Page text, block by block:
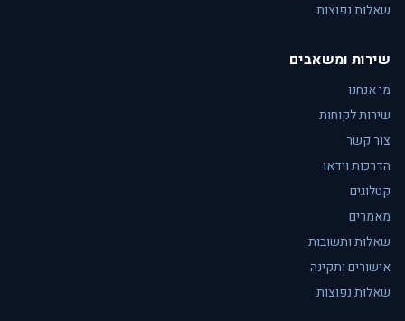
שאלות נפוצות
שירות ומשאבים
מי אנחנו
שירות לקוחות
צור קשר
הדרכות וידאו
קטלוגים
מאמרים
שאלות ותשובות
אישורים ותקינה
שאלות נפוצות